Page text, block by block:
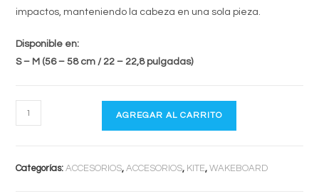
impactos, manteniendo la cabeza en una sola pieza.
Disponible en:
S – M (56 – 58 cm / 22 – 22,8 pulgadas)
AK
RIOT
AGREGAR AL CARRITO
Categorías:ACCESORIOS,ACCESORIOS, KITE,WAKEBOARD